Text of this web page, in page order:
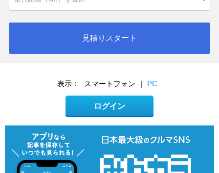
見積りスタート
表示： スマートフォン | PC
ログイン